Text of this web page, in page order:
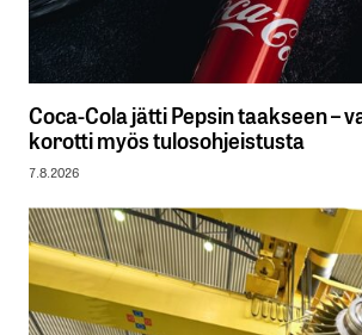
Coca-Cola jätti Pepsin taakseen –
korotti myös tulosohjeistusta
7.8.2026